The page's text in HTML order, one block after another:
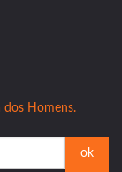
dos Homens.